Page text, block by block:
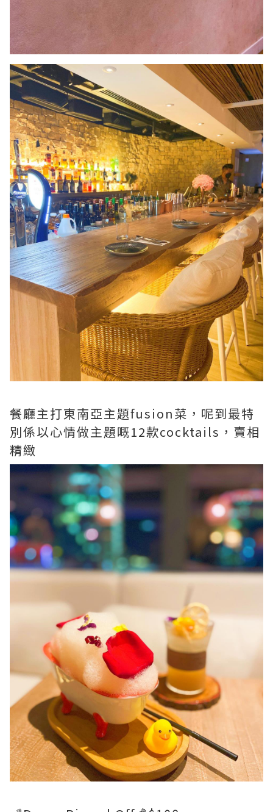
餐廳主打東南亞主題fusion菜，呢到最特
別係以心情做主題嘅12款cocktails，賣相
精緻